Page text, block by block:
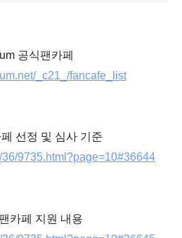
공식팬카페
_c21_/fancafe_list
선정 및 심사 기준
36/9735.html?page=10#36644
카페 지원 내용